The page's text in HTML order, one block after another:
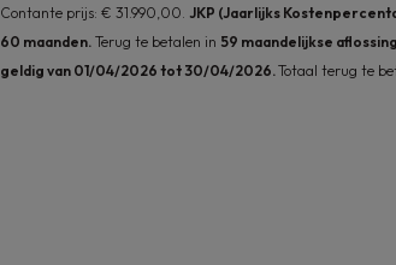
Contante prijs: € 31.990,00. JKP (Jaarlijks
60 maanden. Terug te betalen in 59 maandelijkse
geldig van 01/04/2026 tot 30/04/2026.Totaal terug te